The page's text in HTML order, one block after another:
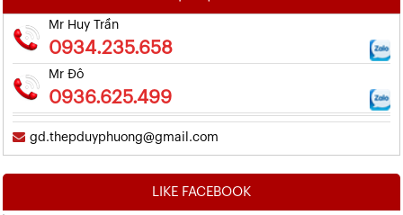
Mr Huy Trần
0934.235.658
Mr Đô
0936.625.499
gd.thepduyphuong@gmail.com
LIKE FACEBOOK